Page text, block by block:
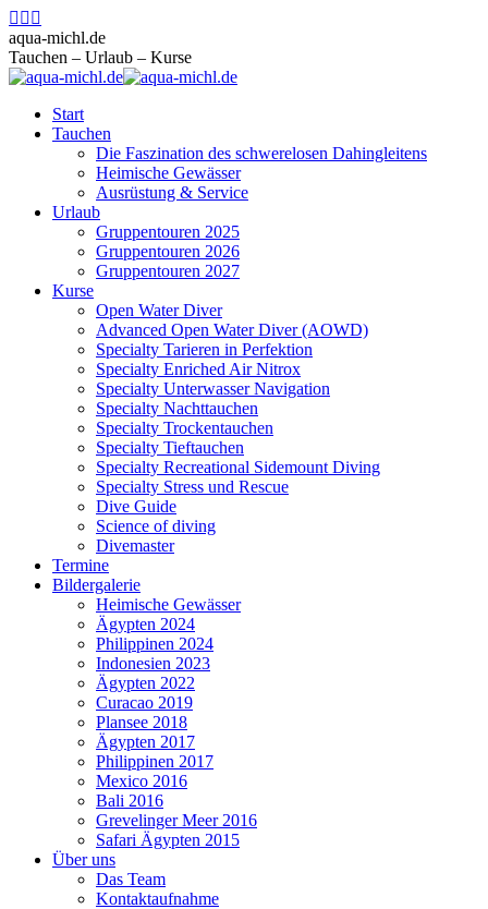
Zum
Inhalt
springen
Facebook
page
opens
in
window
Instagram
page
opens
in
window
Mail
page
opens
new
window
aqua-michl.de
Tauchen – Urlaub – Kurse
Start
Tauchen
Die Faszination des schwerelosen Dahingleitens
Heimische Gewässer
Ausrüstung & Service
Urlaub
Gruppentouren 2025
Gruppentouren 2026
Gruppentouren 2027
Kurse
Open Water Diver
Advanced Open Water Diver (AOWD)
Specialty Tarieren in Perfektion
Specialty Enriched Air Nitrox
Specialty Unterwasser Navigation
Specialty Nachttauchen
Specialty Trockentauchen
Specialty Tieftauchen
Specialty Recreational Sidemount Diving
Specialty Stress und Rescue
Dive Guide
Science of diving
Divemaster
Termine
Bildergalerie
Heimische Gewässer
Ägypten 2024
Philippinen 2024
Indonesien 2023
Ägypten 2022
Curacao 2019
Plansee 2018
Ägypten 2017
Philippinen 2017
Mexico 2016
Bali 2016
Grevelinger Meer 2016
Safari Ägypten 2015
Über uns
Das Team
Kontaktaufnahme